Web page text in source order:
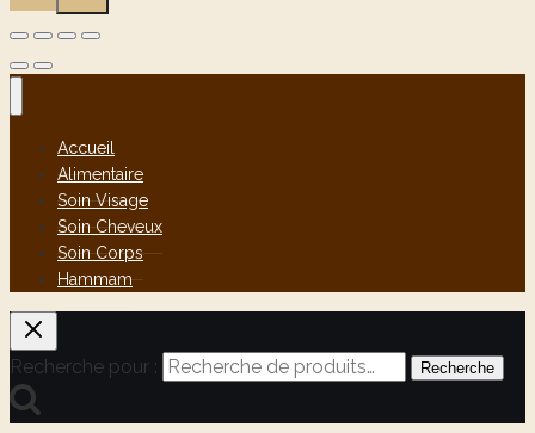
Accueil
Alimentaire
Soin Visage
Soin Cheveux
Soin Corps
Hammam
Recherche pour : Recherche